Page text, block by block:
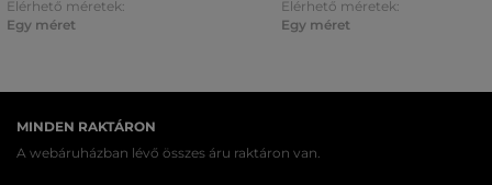
Elérhető méretek:
Egy méret
Elérhető méretek:
Egy méret
MINDEN RAKTÁRON
A webáruházban lévő összes áru raktáron van.